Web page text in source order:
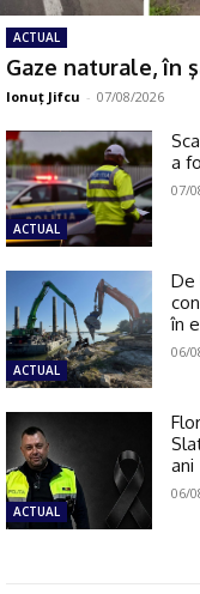
ACTUAL
Gaze naturale, în
Ionuţ Jifcu - 07/08/2026
ACTUAL
a
07/
ACTUAL
De
în
06/
ACTUAL
ani
06/